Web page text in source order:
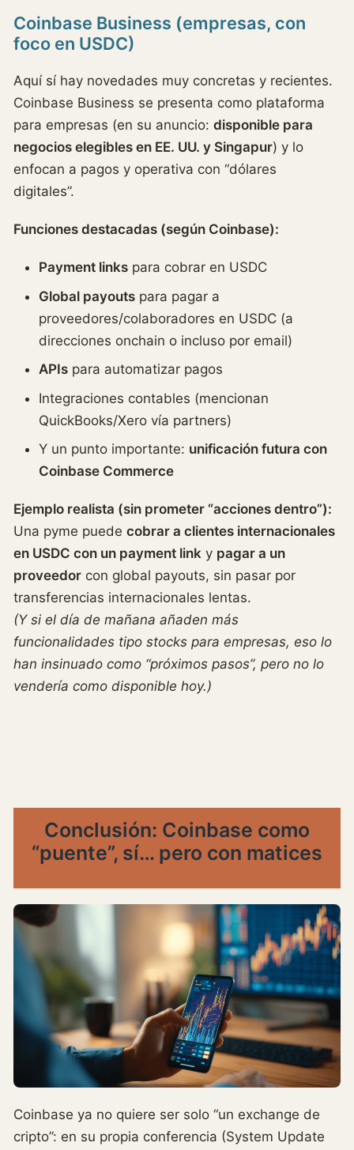
Coinbase Business (empresas, con
foco en USDC)
Aquí sí hay novedades muy concretas y recientes.
Coinbase Business se presenta como plataforma
para empresas (en su anuncio: disponible para
negocios elegibles en EE. UU. y Singapur) y lo
enfocan a pagos y operativa con “dólares
digitales”.
Funciones destacadas (según Coinbase):
Payment links para cobrar en USDC
Global payouts para pagar a
proveedores/colaboradores en USDC (a
direcciones onchain o incluso por email)
APIs para automatizar pagos
Integraciones contables (mencionan
QuickBooks/Xero vía partners)
Y un punto importante: unificación futura con
Coinbase Commerce
Ejemplo realista (sin prometer “acciones dentro”):
Una pyme puede cobrar a clientes internacionales
en USDC con un payment link y pagar a un
proveedor con global payouts, sin pasar por
transferencias internacionales lentas.
(Y si el día de mañana añaden más
funcionalidades tipo stocks para empresas, eso lo
han insinuado como “próximos pasos”, pero no lo
vendería como disponible hoy.)
Conclusión: Coinbase como
“puente”, sí… pero con matices
Coinbase ya no quiere ser solo “un exchange de
cripto”: en su propia conferencia (System Update